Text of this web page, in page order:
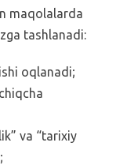
maqolalarda
tashlanadi:
oqlanadi;
va “tarixiy